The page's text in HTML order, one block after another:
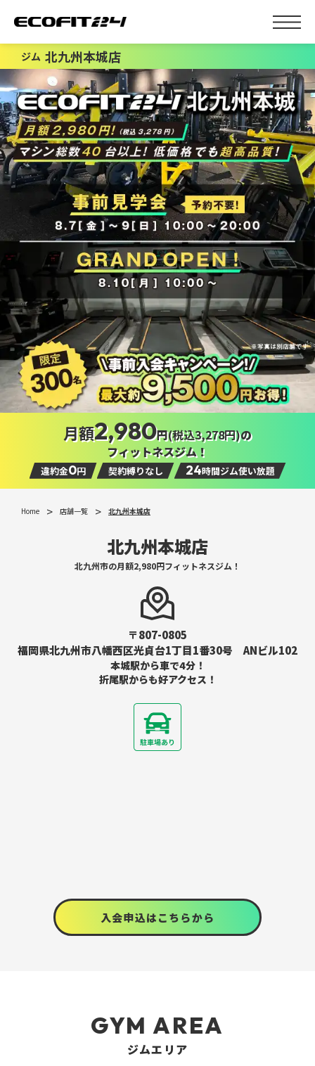
ジム 北九州本城店
月額2,980円(税込3,278円)の
フィットネスジム！
違約金0円 契約縛りなし 24時間ジム使い放題
Home 店舗一覧 北九州本城店
北九州本城店
北九州市の月額2,980円フィットネスジム！
〒807-0805
福岡県北九州市八幡西区光貞台1丁目1番30号 ANビル102
本城駅から車で4分！
折尾駅からも好アクセス！
入会申込はこちらから
GYM AREA
ジムエリア